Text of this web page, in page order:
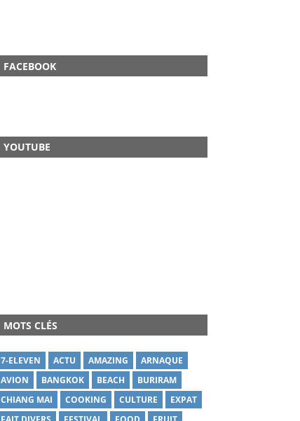
FACEBOOK
YOUTUBE
MOTS CLÉS
7-ELEVEN ACTU AMAZING
ARNAQUE
AVION
BANGKOK BEACH
BURIRAM
CHIANG MAI
COOKING CULTURE
EXPAT